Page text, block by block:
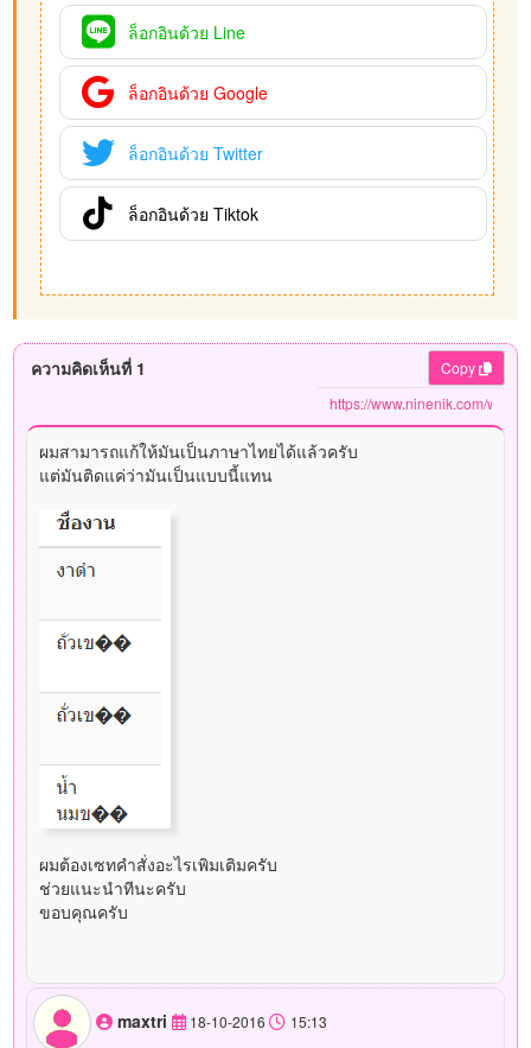
ล็อกอินด้วย Line
ล็อกอินด้วย Google
ล็อกอินด้วย Twitter
ล็อกอินด้วย Tiktok
ความคิดเห็นที่ 1 Copy
ผมสามารถแก้ให้มันเป็นภาษาไทยได้แล้วครับ
แต่มันติดแค่ว่ามันเป็นแบบนี้แทน
ผมต้องเซทคำสั่งอะไรเพิมเติมครับ
ช่วยแนะนำทีนะครับ
ขอบคุณครับ
maxtri 18-10-2016 15:13